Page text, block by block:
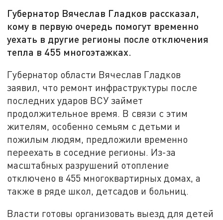
Губернатор Вячеслав Гладков рассказал,
кому в первую очередь помогут временно
уехать в другие регионы после отключения
тепла в 455 многоэтажках.
Губернатор области Вячеслав Гладков
заявил, что ремонт инфраструктуры после
последних ударов ВСУ займет
продолжительное время. В связи с этим
жителям, особенно семьям с детьми и
пожилым людям, предложили временно
переехать в соседние регионы. Из-за
масштабных разрушений отопление
отключено в 455 многоквартирных домах, а
также в ряде школ, детсадов и больниц.
Власти готовы организовать выезд для детей